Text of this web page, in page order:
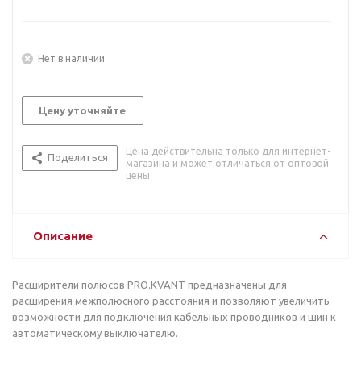
Нет в наличии
Цену уточняйте
Поделиться
Цена действительна только для интернет-
магазина и может отличаться от оптовой
цены
Описание
Расширители полюсов PRO.KVANT предназначены для
расширения межполюсного расстояния и позволяют увеличить
возможности для подключения кабельных проводников и шин к
автоматическому выключателю.